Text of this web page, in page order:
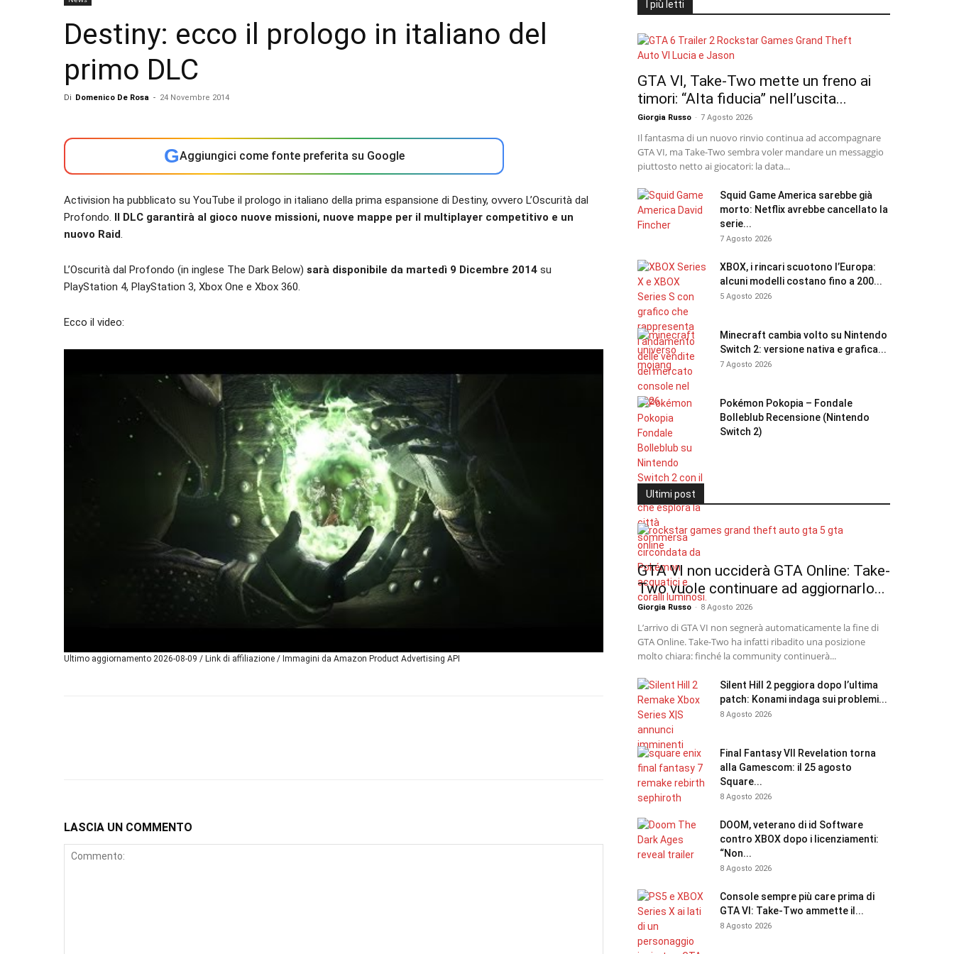
Destiny: ecco il prologo in italiano del
primo DLC
Di Domenico De Rosa - 24 Novembre 2014
GAggiungici come fonte preferita su Google
Activision ha pubblicato su YouTube il prologo in italiano della prima espansione di Destiny, ovvero L’Oscurità dal
Profondo. Il DLC garantirà al gioco nuove missioni, nuove mappe per il multiplayer competitivo e un
nuovo Raid.
L’Oscurità dal Profondo (in inglese The Dark Below) sarà disponibile da martedì 9 Dicembre 2014 su
PlayStation 4, PlayStation 3, Xbox One e Xbox 360.
Ecco il video:
Ultimo aggiornamento 2026-08-09 / Link di affiliazione / Immagini da Amazon Product Advertising API
LASCIA UN COMMENTO
I più letti
GTA VI, Take-Two mette un freno ai
timori: “Alta fiducia” nell’uscita...
Giorgia Russo - 7 Agosto 2026
Il fantasma di un nuovo rinvio continua ad accompagnare
GTA VI, ma Take-Two sembra voler mandare un messaggio
piuttosto netto ai giocatori: la data...
Squid Game America sarebbe già
morto: Netflix avrebbe cancellato la
serie...
7 Agosto 2026
XBOX, i rincari scuotono l’Europa:
alcuni modelli costano fino a 200...
5 Agosto 2026
Minecraft cambia volto su Nintendo
Switch 2: versione nativa e grafica...
7 Agosto 2026
Pokémon Pokopia – Fondale
Bolleblub Recensione (Nintendo
Switch 2)
Ultimi post
GTA VI non ucciderà GTA Online: Take-
Two vuole continuare ad aggiornarlo...
Giorgia Russo - 8 Agosto 2026
L’arrivo di GTA VI non segnerà automaticamente la fine di
GTA Online. Take-Two ha infatti ribadito una posizione
molto chiara: finché la community continuerà...
Silent Hill 2 peggiora dopo l’ultima
patch: Konami indaga sui problemi...
8 Agosto 2026
Final Fantasy VII Revelation torna
alla Gamescom: il 25 agosto
Square...
8 Agosto 2026
DOOM, veterano di id Software
contro XBOX dopo i licenziamenti:
“Non...
8 Agosto 2026
Console sempre più care prima di
GTA VI: Take-Two ammette il...
8 Agosto 2026